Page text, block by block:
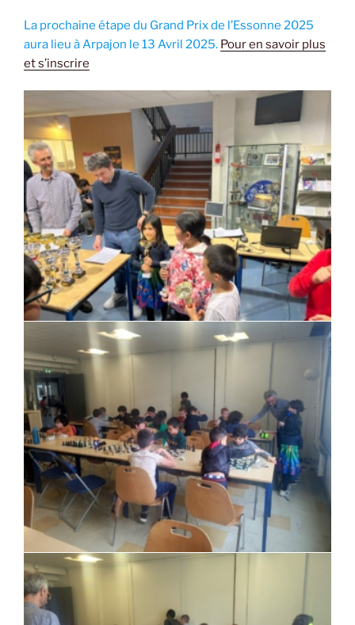
La prochaine étape du Grand Prix de l’Essonne 2025
aura lieu à Arpajon le 13 Avril 2025. Pour en savoir plus
et s’inscrire